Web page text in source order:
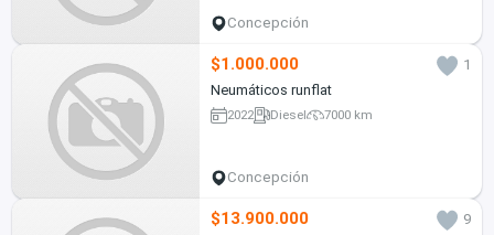
Concepción
$1.000.000
1
Neumáticos runflat
2022 Diesel 7000 km
Concepción
$13.900.000
9